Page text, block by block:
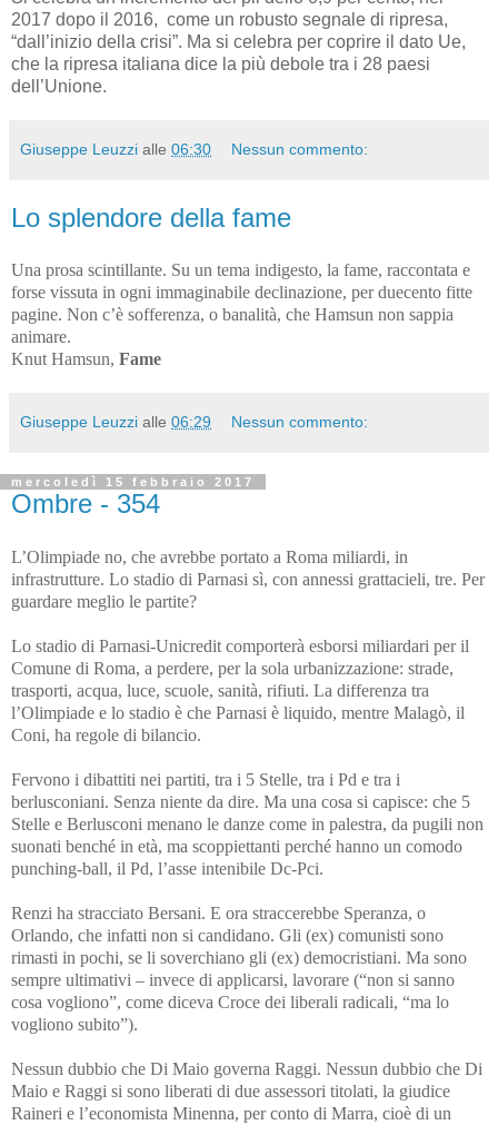
2017 dopo il 2016, come un robusto segnale di ripresa,
“dall’inizio della crisi”. Ma si celebra per coprire il dato Ue,
che la ripresa italiana dice la più debole tra i 28 paesi
dell’Unione.
Giuseppe Leuzzi alle 06:30 Nessun commento:
Lo splendore della fame
Una prosa scintillante. Su un tema indigesto, la fame, raccontata e
forse vissuta in ogni immaginabile declinazione, per duecento fitte
pagine. Non c’è sofferenza, o banalità, che Hamsun non sappia
animare.
Knut Hamsun, Fame
Giuseppe Leuzzi alle 06:29 Nessun commento:
mercoledì 15 febbraio 2017
Ombre - 354
L’Olimpiade no, che avrebbe portato a Roma miliardi, in
infrastrutture. Lo stadio di Parnasi sì, con annessi grattacieli, tre. Per
guardare meglio le partite?
Lo stadio di Parnasi-Unicredit comporterà esborsi miliardari per il
Comune di Roma, a perdere, per la sola urbanizzazione: strade,
trasporti, acqua, luce, scuole, sanità, rifiuti. La differenza tra
l’Olimpiade e lo stadio è che Parnasi è liquido, mentre Malagò, il
Coni, ha regole di bilancio.
Fervono i dibattiti nei partiti, tra i 5 Stelle, tra i Pd e tra i
berlusconiani. Senza niente da dire. Ma una cosa si capisce: che 5
Stelle e Berlusconi menano le danze come in palestra, da pugili non
suonati benché in età, ma scoppiettanti perché hanno un comodo
punching-ball, il Pd, l’asse intenibile Dc-Pci.
Renzi ha stracciato Bersani. E ora straccerebbe Speranza, o
Orlando, che infatti non si candidano. Gli (ex) comunisti sono
rimasti in pochi, se li soverchiano gli (ex) democristiani. Ma sono
sempre ultimativi – invece di applicarsi, lavorare (“non si sanno
cosa vogliono”, come diceva Croce dei liberali radicali, “ma lo
vogliono subito”).
Nessun dubbio che Di Maio governa Raggi. Nessun dubbio che Di
Maio e Raggi si sono liberati di due assessori titolati, la giudice
Raineri e l’economista Minenna, per conto di Marra, cioè di un